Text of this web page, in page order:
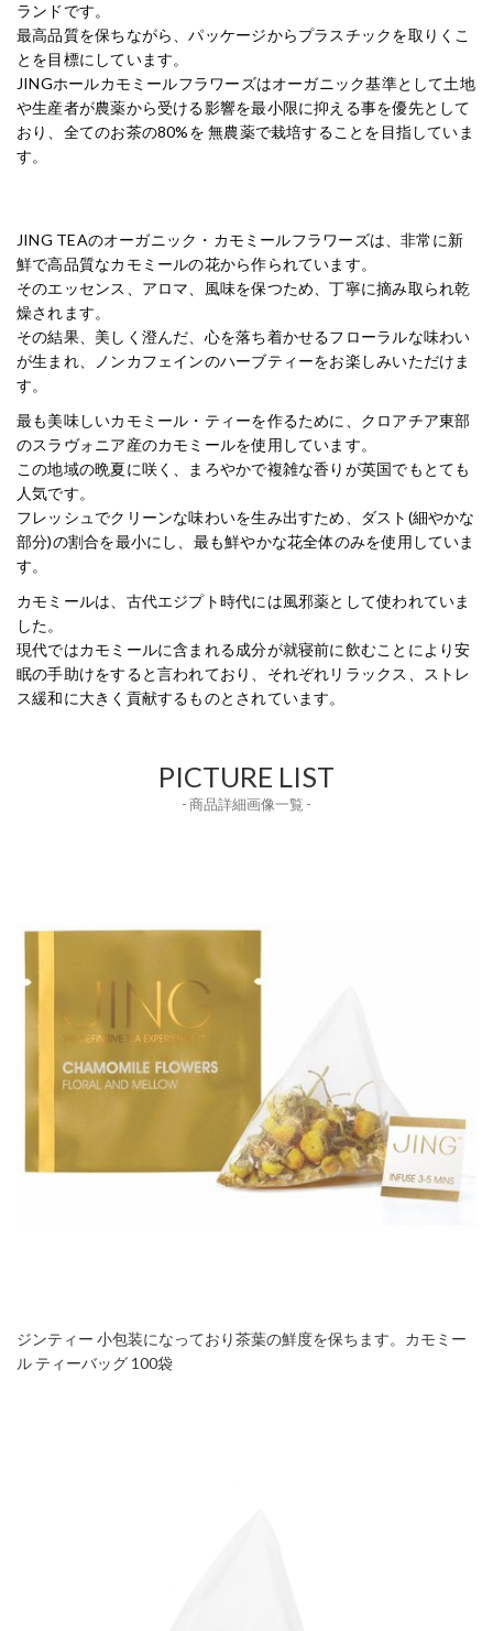
ランドです。
最高品質を保ちながら、パッケージからプラスチックを取りくこ
とを目標にしています。
JINGホールカモミールフラワーズはオーガニック基準として土地
や生産者が農薬から受ける影響を最小限に抑える事を優先として
おり、全てのお茶の80%を 無農薬で栽培することを目指していま
す。
JING TEAのオーガニック・カモミールフラワーズは、非常に新
鮮で高品質なカモミールの花から作られています。
そのエッセンス、アロマ、風味を保つため、丁寧に摘み取られ乾
燥されます。
その結果、美しく澄んだ、心を落ち着かせるフローラルな味わい
が生まれ、ノンカフェインのハーブティーをお楽しみいただけま
す。
最も美味しいカモミール・ティーを作るために、クロアチア東部
のスラヴォニア産のカモミールを使用しています。
この地域の晩夏に咲く、まろやかで複雑な香りが英国でもとても
人気です。
フレッシュでクリーンな味わいを生み出すため、ダスト(細やかな
部分)の割合を最小にし、最も鮮やかな花全体のみを使用していま
す。
カモミールは、古代エジプト時代には風邪薬として使われていま
した。
現代ではカモミールに含まれる成分が就寝前に飲むことにより安
眠の手助けをすると言われており、それぞれリラックス、ストレ
ス緩和に大きく貢献するものとされています。
PICTURE LIST
- 商品詳細画像一覧 -
ジンティー 小包装になっており茶葉の鮮度を保ちます。カモミー
ル ティーバッグ 100袋